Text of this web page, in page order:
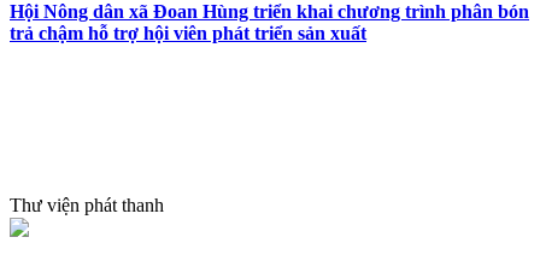
Hội Nông dân xã Đoan Hùng triển khai chương trình phân bón
trả chậm hỗ trợ hội viên phát triển sản xuất
Thư viện phát thanh